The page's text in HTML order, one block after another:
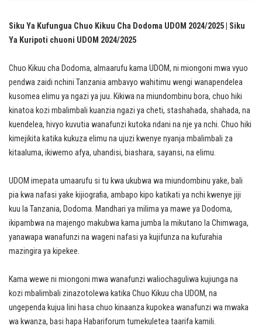
Siku Ya Kufungua Chuo Kikuu Cha Dodoma UDOM 2024/2025 | Siku
Ya Kuripoti chuoni UDOM 2024/2025
Chuo Kikuu cha Dodoma, almaarufu kama UDOM, ni miongoni mwa vyuo
pendwa zaidi nchini Tanzania ambavyo wahitimu wengi wanapendelea
kusomea elimu ya ngazi ya juu. Kikiwa na miundombinu bora, chuo hiki
kinatoa kozi mbalimbali kuanzia ngazi ya cheti, stashahada, shahada, na
kuendelea, hivyo kuvutia wanafunzi kutoka ndani na nje ya nchi. Chuo hiki
kimejikita katika kukuza elimu na ujuzi kwenye nyanja mbalimbali za
kitaaluma, ikiwemo afya, uhandisi, biashara, sayansi, na elimu.
UDOM imepata umaarufu si tu kwa ukubwa wa miundombinu yake, bali
pia kwa nafasi yake kijiografia, ambapo kipo katikati ya nchi kwenye jiji
kuu la Tanzania, Dodoma. Mandhari ya milima ya mawe ya Dodoma,
ikipambwa na majengo makubwa kama jumba la mikutano la Chimwaga,
yanawapa wanafunzi na wageni nafasi ya kujifunza na kufurahia
mazingira ya kipekee.
Kama wewe ni miongoni mwa wanafunzi waliochaguliwa kujiunga na
kozi mbalimbali zinazotolewa katika Chuo Kikuu cha UDOM, na
ungependa kujua lini hasa chuo kinaanza kupokea wanafunzi wa mwaka
wa kwanza, basi hapa Habariforum tumekuletea taarifa kamili.